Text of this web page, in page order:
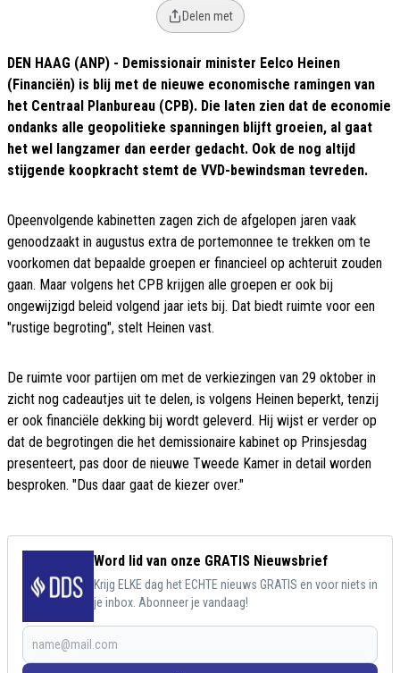
Delen met
DEN HAAG (ANP) - Demissionair minister Eelco Heinen
(Financiën) is blij met de nieuwe economische ramingen van
het Centraal Planbureau (CPB). Die laten zien dat de economie
ondanks alle geopolitieke spanningen blijft groeien, al gaat
het wel langzamer dan eerder gedacht. Ook de nog altijd
stijgende koopkracht stemt de VVD-bewindsman tevreden.
Opeenvolgende kabinetten zagen zich de afgelopen jaren vaak
genoodzaakt in augustus extra de portemonnee te trekken om te
voorkomen dat bepaalde groepen er financieel op achteruit zouden
gaan. Maar volgens het CPB krijgen alle groepen er ook bij
ongewijzigd beleid volgend jaar iets bij. Dat biedt ruimte voor een
"rustige begroting", stelt Heinen vast.
De ruimte voor partijen om met de verkiezingen van 29 oktober in
zicht nog cadeautjes uit te delen, is volgens Heinen beperkt, tenzij
er ook financiële dekking bij wordt geleverd. Hij wijst er verder op
dat de begrotingen die het demissionaire kabinet op Prinsjesdag
presenteert, pas door de nieuwe Tweede Kamer in detail worden
besproken. "Dus daar gaat de kiezer over."
Word lid van onze GRATIS Nieuwsbrief
Krijg ELKE dag het ECHTE nieuws GRATIS en voor niets in
je inbox. Abonneer je vandaag!